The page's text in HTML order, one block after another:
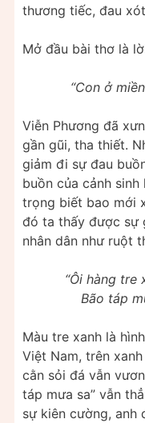
thương tiếc, đau
Mở đầu bài thơ là
“Con ở
Viễn Phương đã
gần gũi, tha thiết.
giảm đi sự đau
buồn của cảnh
trọng biết bao mới
đó ta thấy được sự
nhân dân như ruột
“Ôi hàng tre
Bão táp
Màu tre xanh là
Việt Nam, trên
cằn sỏi đá vẫn
táp mưa sa” vẫn
sự kiên cường, anh